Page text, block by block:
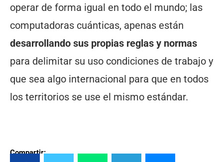
operar de forma igual en todo el mundo; las
computadoras cuánticas, apenas están
desarrollando sus propias reglas y normas
para delimitar su uso condiciones de trabajo y
que sea algo internacional para que en todos
los territorios se use el mismo estándar.
Compartir: